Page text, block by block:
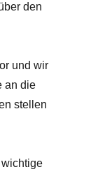
den
und wir
an die
stellen